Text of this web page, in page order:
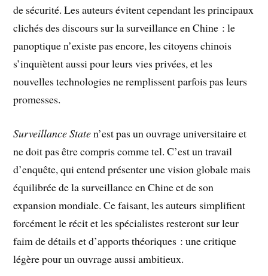
de sécurité. Les auteurs évitent cependant les principaux
clichés des discours sur la surveillance en Chine : le
panoptique n’existe pas encore, les citoyens chinois
s’inquiètent aussi pour leurs vies privées, et les
nouvelles technologies ne remplissent parfois pas leurs
promesses.
Surveillance Staten’est pas un ouvrage universitaire et
ne doit pas être compris comme tel. C’est un travail
d’enquête, qui entend présenter une vision globale mais
équilibrée de la surveillance en Chine et de son
expansion mondiale. Ce faisant, les auteurs simplifient
forcément le récit et les spécialistes resteront sur leur
faim de détails et d’apports théoriques : une critique
légère pour un ouvrage aussi ambitieux.